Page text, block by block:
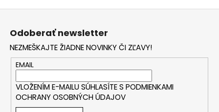
Z
Odoberať newsletter
NEZMEŠKAJTE ŽIADNE NOVINKY ČI ZĽAVY!
EMAIL
VLOŽENÍM E-MAILU SÚHLASÍTE S PODMIENKAMI
OCHRANY OSOBNÝCH ÚDAJOV